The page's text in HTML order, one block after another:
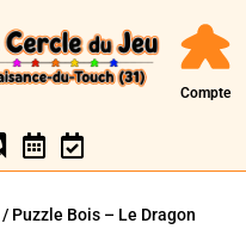
Compte
/ Puzzle Bois – Le Dragon